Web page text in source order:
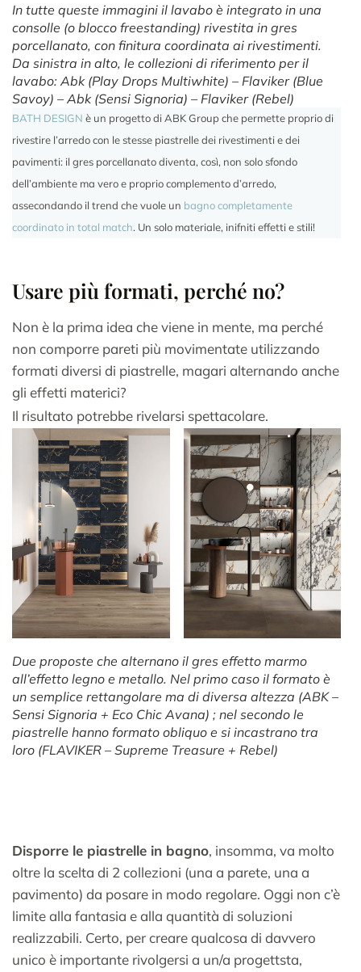
In tutte queste immagini il lavabo è integrato in una
consolle (o blocco freestanding) rivestita in gres
porcellanato, con finitura coordinata ai rivestimenti.
Da sinistra in alto, le collezioni di riferimento per il
lavabo: Abk (Play Drops Multiwhite) – Flaviker (Blue
Savoy) – Abk (Sensi Signoria) – Flaviker (Rebel)
BATH DESIGN è un progetto di ABK Group che permette proprio di
rivestire l’arredo con le stesse piastrelle dei rivestimenti e dei
pavimenti: il gres porcellanato diventa, così, non solo sfondo
dell’ambiente ma vero e proprio complemento d’arredo,
assecondando il trend che vuole un bagno completamente
coordinato in total match. Un solo materiale, inifniti effetti e stili!
Usare più formati, perché no?
Non è la prima idea che viene in mente, ma perché
non comporre pareti più movimentate utilizzando
formati diversi di piastrelle, magari alternando anche
gli effetti materici?
Il risultato potrebbe rivelarsi spettacolare.
Due proposte che alternano il gres effetto marmo
all’effetto legno e metallo. Nel primo caso il formato è
un semplice rettangolare ma di diversa altezza (ABK –
Sensi Signoria + Eco Chic Avana) ; nel secondo le
piastrelle hanno formato obliquo e si incastrano tra
loro (FLAVIKER – Supreme Treasure + Rebel)
Disporre le piastrelle in bagno, insomma, va molto
oltre la scelta di 2 collezioni (una a parete, una a
pavimento) da posare in modo regolare. Oggi non c’è
limite alla fantasia e alla quantità di soluzioni
realizzabili. Certo, per creare qualcosa di davvero
unico è importante rivolgersi a un/a progettsta,